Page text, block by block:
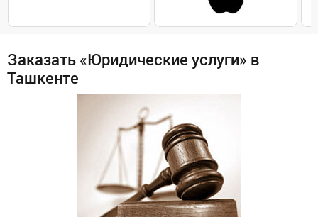
Заказать «Юридические услуги» в
Ташкенте